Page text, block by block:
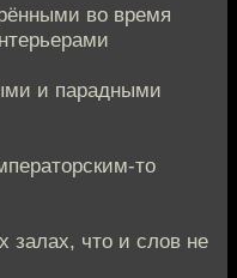
во время
и парадными
то
залах, что и слов не